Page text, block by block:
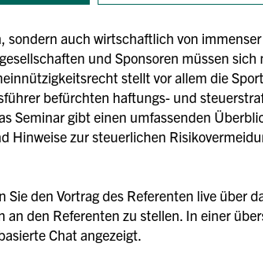
sondern auch wirtschaftlich von
und Sponsoren müssen
stellt vor allem die
befürchten haftungs- und
Seminar gibt einen umfassenden
Hinweise zur steuerlichen
den Vortrag des Referenten live über
den Referenten zu stellen. In einer
Chat angezeigt.